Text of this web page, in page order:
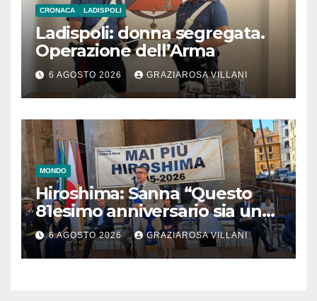
CRONACA LADISPOLI
Ladispoli: donna segregata.
Operazione dell’Arma
6 AGOSTO 2026 GRAZIAROSA VILLANI
MONDO
Hiroshima: Sanna “Questo
81esimo anniversario sia un
monito per tutti”
6 AGOSTO 2026 GRAZIAROSA VILLANI